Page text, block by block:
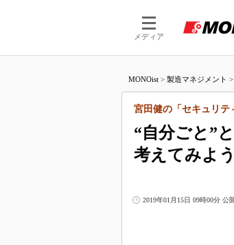
メディア
MONOist > 製造マネジメント >
“自分ごと”
考えてみよう
宮田健の「セキュリテ
2019年01月15日 09時00分 公